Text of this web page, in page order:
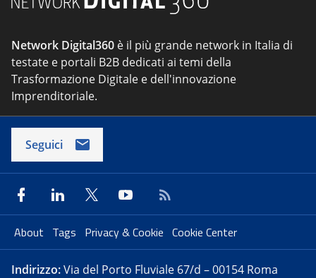
Network Digital360 è il più grande network in Italia di
testate e portali B2B dedicati ai temi della
Trasformazione Digitale e dell'innovazione
Imprenditoriale.
Seguici
About Tags Privacy & Cookie Cookie Center
Indirizzo:Via del Porto Fluviale 67/d – 00154 Roma